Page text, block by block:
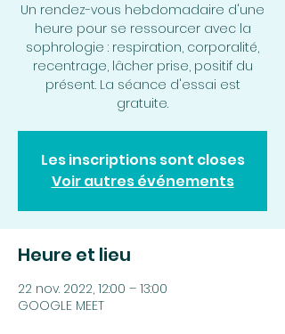
Un rendez-vous hebdomadaire d'une
heure pour se ressourcer avec la
sophrologie : respiration, corporalité,
recentrage, lâcher prise, positif du
présent. La séance d'essai est
gratuite.
Les inscriptions sont closes
Voir autres événements
Heure et lieu
22 nov. 2022, 12:00 – 13:00
GOOGLE MEET